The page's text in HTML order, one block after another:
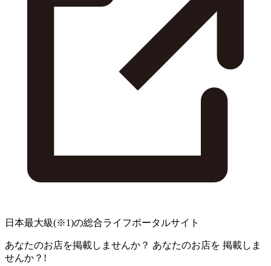
日本最大級(※1)の総合ライフポータルサイト
あなたのお店を掲載しませんか？ あなたのお店を 掲載しま
せんか？!